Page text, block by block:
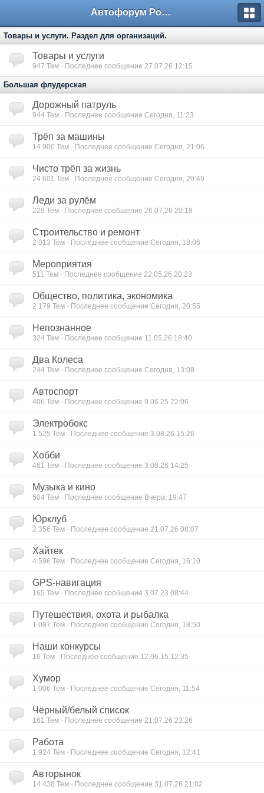
Автофорум Ростова-на-Дону
Товары и услуги. Раздел для организаций.
Товары и услуги
947 Тем · Последнее сообщение 27.07.26 12:15
Большая флудерская
Дорожный патруль
944 Тем · Последнее сообщение Сегодня, 11:23
Трёп за машины
14 900 Тем · Последнее сообщение Сегодня, 21:06
Чисто трёп за жизнь
24 601 Тем · Последнее сообщение Сегодня, 20:49
Леди за рулём
229 Тем · Последнее сообщение 26.07.26 20:18
Строительство и ремонт
2 013 Тем · Последнее сообщение Сегодня, 18:06
Мероприятия
511 Тем · Последнее сообщение 22.05.26 20:23
Общество, политика, экономика
2 179 Тем · Последнее сообщение Сегодня, 20:55
Непознанное
324 Тем · Последнее сообщение 11.05.26 18:40
Два Колеса
244 Тем · Последнее сообщение Сегодня, 13:08
Автоспорт
406 Тем · Последнее сообщение 9.06.25 22:06
Электробокс
1 525 Тем · Последнее сообщение 3.08.26 15:26
Хобби
461 Тем · Последнее сообщение 3.08.26 14:25
Музыка и кино
504 Тем · Последнее сообщение Вчера, 19:47
Юрклуб
2 356 Тем · Последнее сообщение 21.07.26 08:07
Хайтек
4 596 Тем · Последнее сообщение Сегодня, 16:10
GPS-навигация
165 Тем · Последнее сообщение 3.07.23 08:44
Путешествия, охота и рыбалка
1 087 Тем · Последнее сообщение Сегодня, 18:50
Наши конкурсы
16 Тем · Последнее сообщение 12.06.15 12:35
Хумор
1 006 Тем · Последнее сообщение Сегодня, 11:54
Чёрный/белый список
161 Тем · Последнее сообщение 21.07.26 23:26
Работа
1 924 Тем · Последнее сообщение Сегодня, 12:41
Авторынок
14 438 Тем · Последнее сообщение 31.07.26 21:02